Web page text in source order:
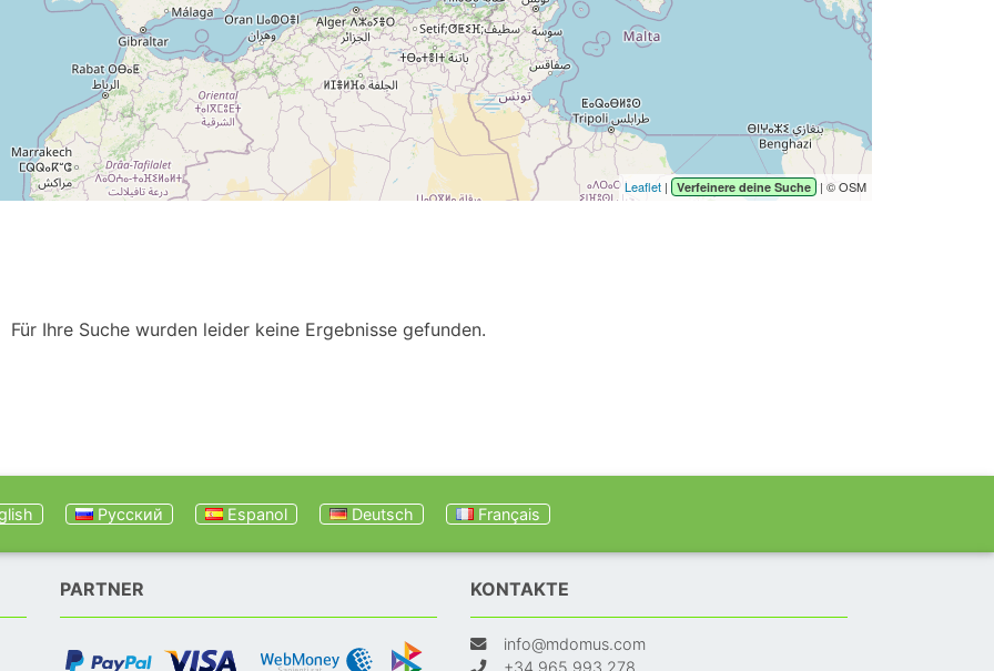
Leaflet | Verfeinere deine Suche | © OSM
Für Ihre Suche wurden leider keine Ergebnisse gefunden.
Русский Espanol Deutsch Français
PARTNER KONTAKTE
info@mdomus.com
+34 965 993 278